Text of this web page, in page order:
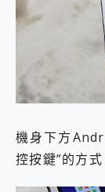
機身下方
控按鍵”的方